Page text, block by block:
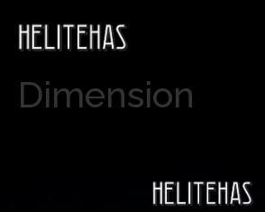
Dimension